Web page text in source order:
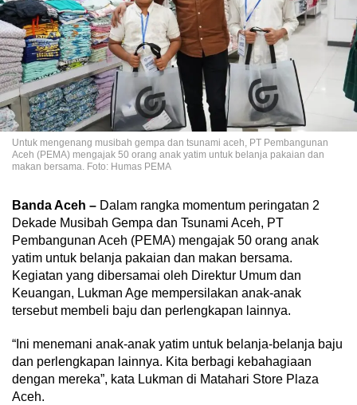
Untuk mengenang musibah gempa dan tsunami aceh, PT Pembangunan
Aceh (PEMA) mengajak 50 orang anak yatim untuk belanja pakaian dan
makan bersama. Foto: Humas PEMA
Banda Aceh – Dalam rangka momentum peringatan 2
Dekade Musibah Gempa dan Tsunami Aceh, PT
Pembangunan Aceh (PEMA) mengajak 50 orang anak
yatim untuk belanja pakaian dan makan bersama.
Kegiatan yang dibersamai oleh Direktur Umum dan
Keuangan, Lukman Age mempersilakan anak-anak
tersebut membeli baju dan perlengkapan lainnya.
“Ini menemani anak-anak yatim untuk belanja-belanja baju
dan perlengkapan lainnya. Kita berbagi kebahagiaan
dengan mereka”, kata Lukman di Matahari Store Plaza
Aceh.